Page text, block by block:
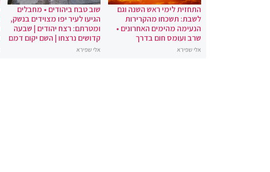
התחזית לימי ראש השנה וגם
לשבת: תשכחו מהקרירות
הנעימה מהימים האחרונים •
שרב ועומס חום בדרך
אלי שפירא
שוב טבח ביהודים • מחבלים
הגיעו לעיר יפו מצוידים בנשק,
ומטרתם: רצח יהודים | שבעה
קדושים נרצחו | השם יקום דמם
אלי שפירא